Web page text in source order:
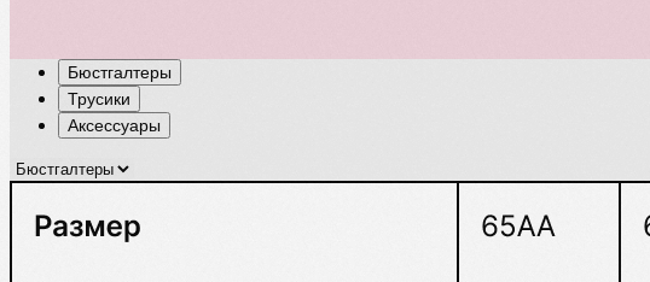
Бюстгалтеры
Трусики
Аксессуары